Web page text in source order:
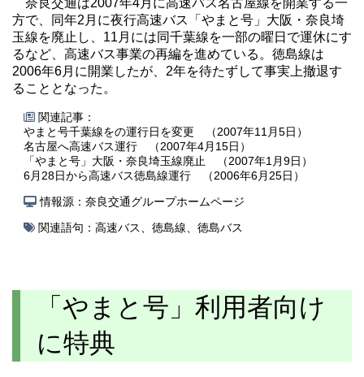
奈良交通は2007年4月に高速バス名古屋線を開業する一
方で、同年2月に夜行高速バス「やまと号」大阪・奈良埼
玉線を廃止し、11月には同千葉線を一部の曜日で運休にす
るなど、高速バス事業の再編を進めている。徳島線は
2006年6月に開業したが、2年を待たずして事実上撤退す
ることとなった。
関連記事：
やまと号千葉線をの運行日を変更 （2007年11月5日）
名古屋へ高速バス運行 （2007年4月15日）
「やまと号」大阪・奈良埼玉線廃止 （2007年1月9日）
6月28日から高速バス徳島線運行 （2006年6月25日）
情報源：奈良交通グループホームページ
関連語句： 高速バス 徳島線 徳島バス
「やまと号」利用者向け
に特典